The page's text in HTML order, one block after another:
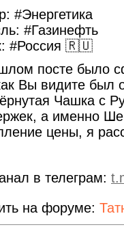
#Энергетика
#Газинефть
#Россия 🇷🇺
посте было
Вы видите был
Чашка с
а именно
цены, я
в телеграм:
на форуме: